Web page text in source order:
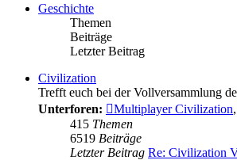
Geschichte
Themen
Beiträge
Letzter Beitrag
Civilization
Trefft euch bei der Vollversammlung
Unterforen:
Multiplayer Civilization,
415 Themen
6519 Beiträge
Letzter Beitrag Re: Civilization